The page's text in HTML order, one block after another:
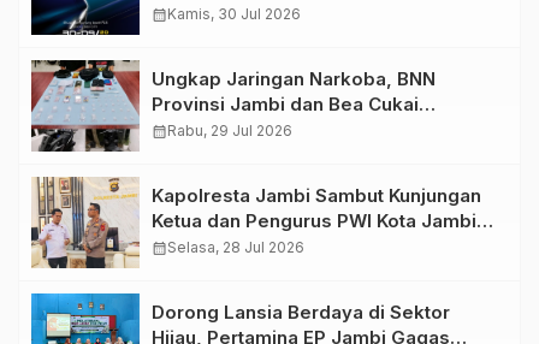
GIIAS 2026
calendar_monthKamis, 30 Jul 2026
Ungkap Jaringan Narkoba, BNN
Provinsi Jambi dan Bea Cukai
Amankan Sembilan Pelaku beserta
calendar_monthRabu, 29 Jul 2026
Kapolresta Jambi Sambut Kunjungan
Ketua dan Pengurus PWI Kota Jambi
Perkuat Sinergi dan Kolaborasi
calendar_monthSelasa, 28 Jul 2026
Dorong Lansia Berdaya di Sektor
Hijau, Pertamina EP Jambi Gagas